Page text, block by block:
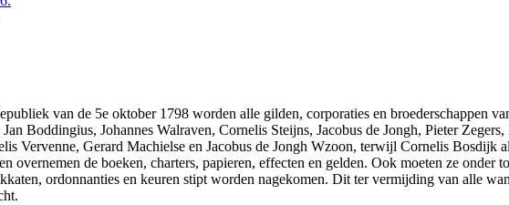
van de 5e oktober 1798 worden alle gilden, corporaties en broederschappen
Boddingius, Johannes Walraven, Cornelis Steijns, Jacobus de Jongh, Pieter
Gerard Machielse en Jacobus de Jongh Wzoon, terwijl Cornelis Bosdijk
overnemen de boeken, charters, papieren, effecten en gelden. Ook moeten ze onder
ordonnanties en keuren stipt worden nagekomen. Dit ter vermijding van alle